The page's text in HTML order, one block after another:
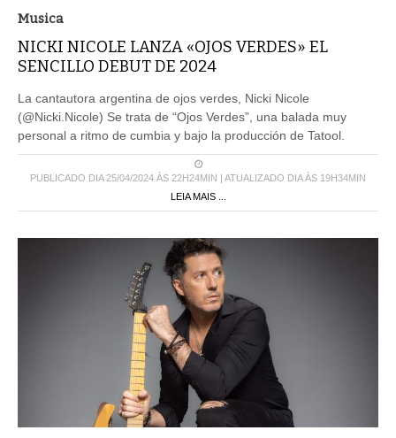
Musica
NICKI NICOLE LANZA «OJOS VERDES» EL
SENCILLO DEBUT DE 2024
La cantautora argentina de ojos verdes, Nicki Nicole
(@Nicki.Nicole) Se trata de “Ojos Verdes”, una balada muy
personal a ritmo de cumbia y bajo la producción de Tatool.
PUBLICADO DIA 25/04/2024 ÀS 22H24MIN | ATUALIZADO DIA ÀS 19H34MIN
LEIA MAIS ...